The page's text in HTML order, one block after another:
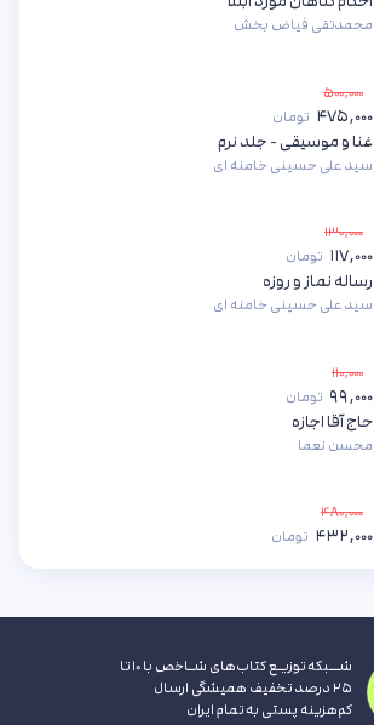
محمدتقی فیاض بخش
۵۰۰,۰۰۰
۴۷۵,۰۰۰ تومان
غنا و موسیقی - جلد نرم
سید علی حسینی خامنه ای
۱۳۰,۰۰۰
۱۱۷,۰۰۰ تومان
رساله نماز و روزه
سید علی حسینی خامنه ای
۱۱۰,۰۰۰
۹۹,۰۰۰ تومان
حاج آقا اجازه
محسن نعما
۴۸۰,۰۰۰
۴۳۲,۰۰۰ تومان
شــبکه توزیـع کتاب‌های شـاخص با ۱۰ تا
۲۵ درصد تخفیف همیشگی ارسال
کم‌هزینه پستی به تمام ایران